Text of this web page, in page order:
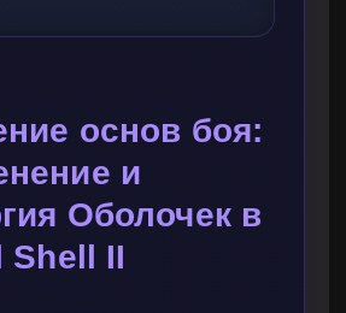
основ боя:
и
Оболочек в
Shell II